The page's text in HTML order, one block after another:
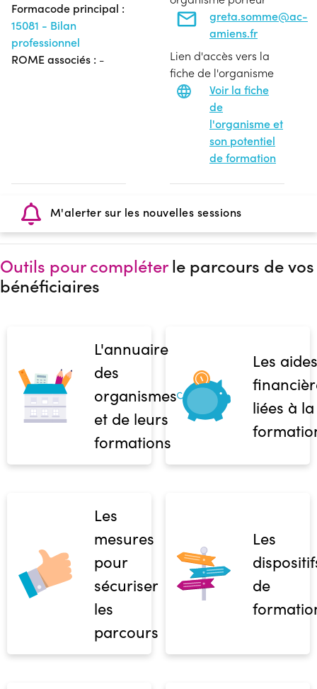
Formacode principal :
15081 - Bilan
professionnel
ROME associés : -
greta.somme@ac-
amiens.fr
Lien d'accès vers la
fiche de l'organisme
Voir la fiche
de
l'organisme et
son potentiel
de formation
M'alerter sur les nouvelles sessions
Outils pour compléterle parcours de vos
bénéficiaires
L'annuaire
des
organismes
et de leurs
formations
Les aides
liées à la
Les
mesures
pour
sécuriser
les
parcours
Les
de